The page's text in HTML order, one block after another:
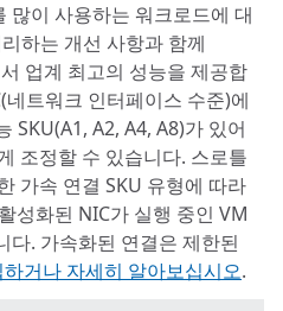
많이 사용하는 워크로드에 대
하는 개선 사항과 함께
업계 최고의 성능을 제공합
트워크 인터페이스 수준)에
SKU(A1, A2, A4, A8)가 있어
조정할 수 있습니다. 스로틀
가속 연결 SKU 유형에 따라
성화된 NIC가 실행 중인 VM
다. 가속화된 연결은 제한된
하거나 자세히 알아보십시오.